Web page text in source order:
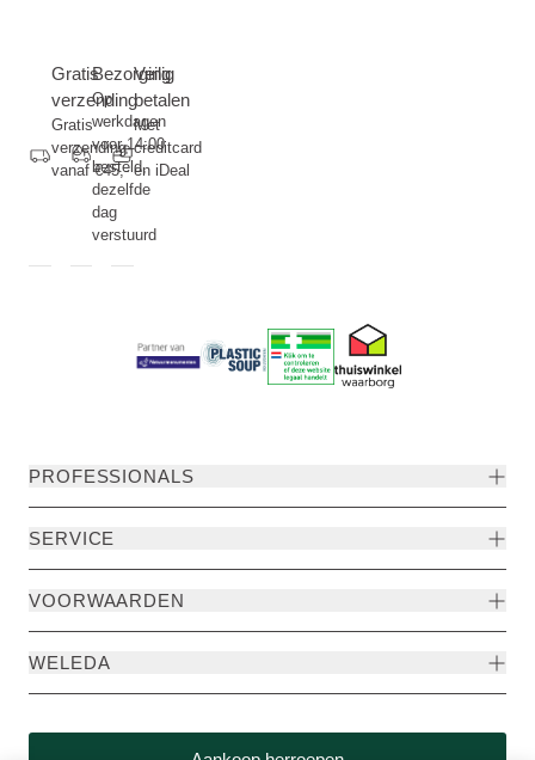
Gratis
verzending
Gratis
verzending
vanaf €45,-
Bezorging
Op
werkdagen
voor 14:00
besteld,
dezelfde
dag
verstuurd
Veilig
betalen
Met
creditcard
en iDeal
PROFESSIONALS
SERVICE
VOORWAARDEN
WELEDA